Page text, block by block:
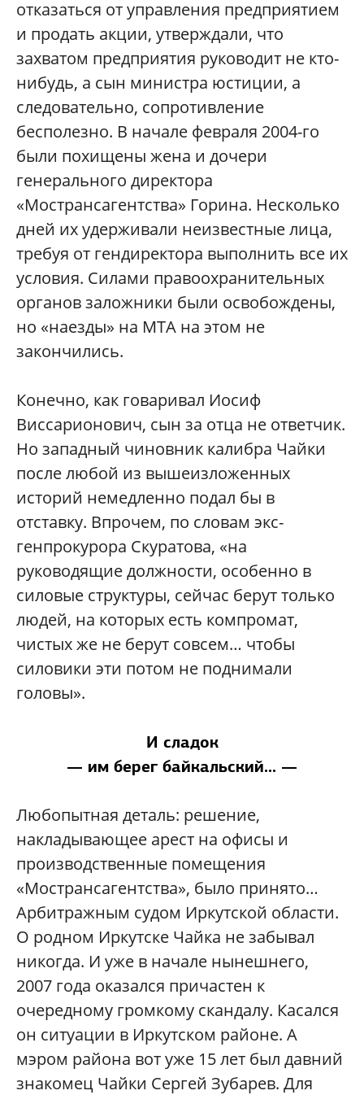
отказаться от управления предприятием
и продать акции, утверждали, что
захватом предприятия руководит не кто-
нибудь, а сын министра юстиции, а
следовательно, сопротивление
бесполезно. В начале февраля 2004-го
были похищены жена и дочери
генерального директора
«Мострансагентства» Горина. Несколько
дней их удерживали неизвестные лица,
требуя от гендиректора выполнить все их
условия. Силами правоохранительных
органов заложники были освобождены,
но «наезды» на МТА на этом не
закончились.
Конечно, как говаривал Иосиф
Виссарионович, сын за отца не ответчик.
Но западный чиновник калибра Чайки
после любой из вышеизложенных
историй немедленно подал бы в
отставку. Впрочем, по словам экс-
генпрокурора Скуратова, «на
руководящие должности, особенно в
силовые структуры, сейчас берут только
людей, на которых есть компромат,
чистых же не берут совсем… чтобы
силовики эти потом не поднимали
головы».
И сладок
— им берег байкальский... —
Любопытная деталь: решение,
накладывающее арест на офисы и
производственные помещения
«Мострансагентства», было принято…
Арбитражным судом Иркутской области.
О родном Иркутске Чайка не забывал
никогда. И уже в начале нынешнего,
2007 года оказался причастен к
очередному громкому скандалу. Касался
он ситуации в Иркутском районе. А
мэром района вот уже 15 лет был давний
знакомец Чайки Сергей Зубарев. Для